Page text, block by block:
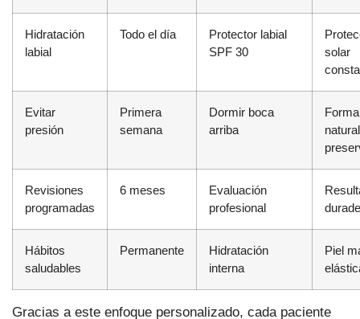
Hidratación
labial
Todo el día
Protector labial
SPF 30
solar
Evitar
presión
Primera
semana
Dormir boca
arriba
Forma
natural
Revisiones
programadas
6 meses
Evaluación
profesional
Hábitos
saludables
Permanente
Hidratación
interna
Piel
Gracias a este enfoque personalizado, cada paciente